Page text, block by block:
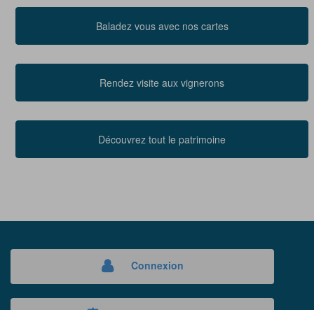
Baladez vous avec nos cartes
Rendez visite aux vignerons
Découvrez tout le patrimoine
Connexion